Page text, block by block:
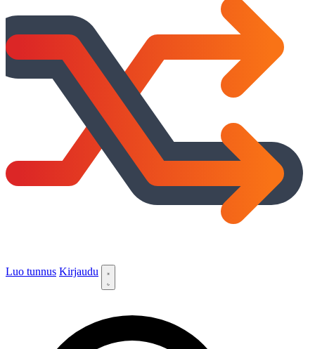
Luo tunnus Kirjaudu